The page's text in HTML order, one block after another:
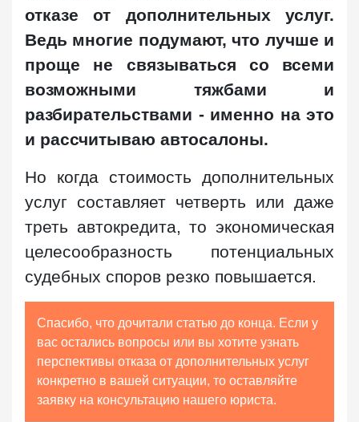
отказе от дополнительных услуг.
Ведь многие подумают, что лучше и
проще не связываться со всеми
возможными тяжбами и
разбирательствами - именно на это
и рассчитываю автосалоны.
Но когда стоимость дополнительных
услуг составляет четверть или даже
треть автокредита, то экономическая
целесообразность потенциальных
судебных споров резко повышается.
Спасибо, что дочитали статью до конца. Если у
вас остались вопросы или вы хотите узнать
перспективы отказа от дополнительных услуг
конкретно в вашей ситуации, то оставляйте
заявку на консультацию нашего юриста.